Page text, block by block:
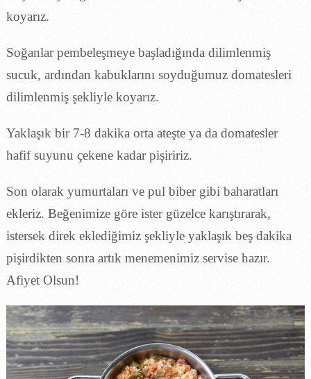
koyarız.
Soğanlar pembeleşmeye başladığında dilimlenmiş
sucuk, ardından kabuklarını soyduğumuz domatesleri
dilimlenmiş şekliyle koyarız.
Yaklaşık bir 7-8 dakika orta ateşte ya da domatesler
hafif suyunu çekene kadar pişiririz.
Son olarak yumurtaları ve pul biber gibi baharatları
ekleriz. Beğenimize göre ister güzelce karıştırarak,
istersek direk eklediğimiz şekliyle yaklaşık beş dakika
pişirdikten sonra artık menemenimiz servise hazır.
Afiyet Olsun!